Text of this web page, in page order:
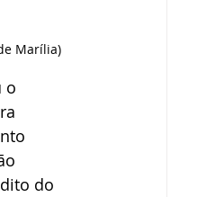
Marília)
o
do